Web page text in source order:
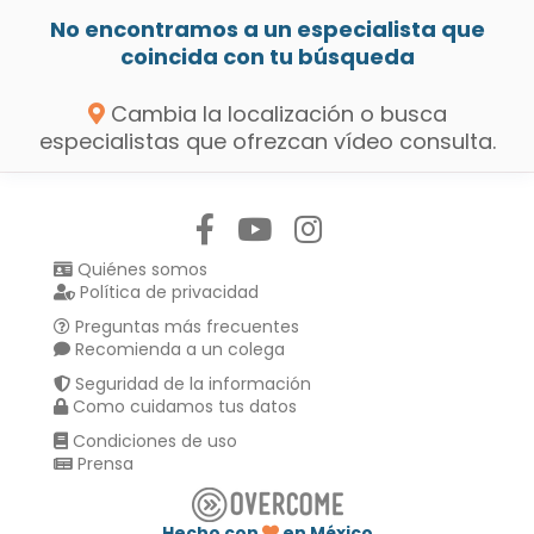
No encontramos a un especialista que
coincida con tu búsqueda
Cambia la localización o busca
especialistas que ofrezcan vídeo consulta.
Quiénes somos
Política de privacidad
Preguntas más frecuentes
Recomienda a un colega
Seguridad de la información
Como cuidamos tus datos
Condiciones de uso
Prensa